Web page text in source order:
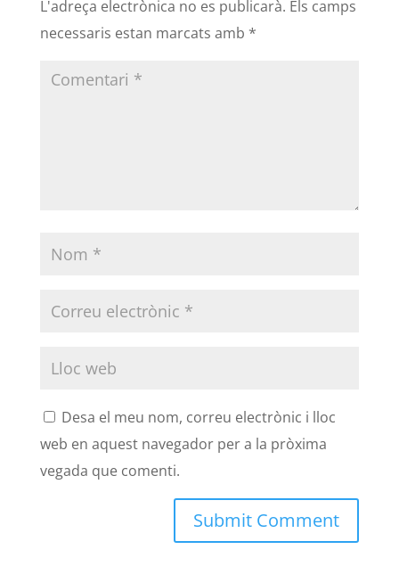
L'adreça electrònica no es publicarà. Els camps
necessaris estan marcats amb *
Desa el meu nom, correu electrònic i lloc
web en aquest navegador per a la pròxima
vegada que comenti.